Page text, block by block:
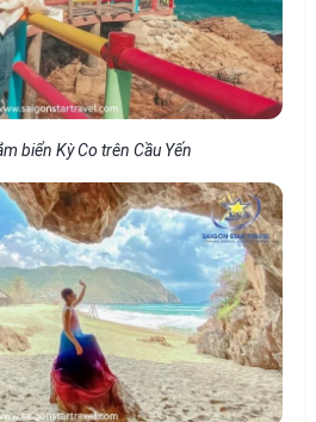
biển Kỳ Co trên Cầu Yến